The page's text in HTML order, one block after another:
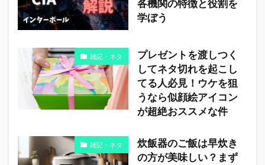
各機関の特徴と役割を
学ぼう
雑記・ネタ
プレゼントを渡しつく
してネタ切れを起こし
てる人必見！ウケを狙
うなら似顔絵アイコン
が超絶おススメな件
雑記・ネタ
炊飯器のご飯は早炊き
の方が美味しい？まず